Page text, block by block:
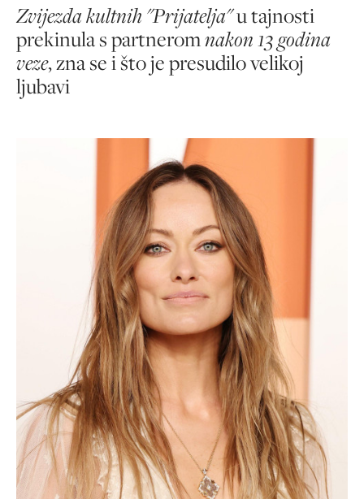
Zvijezda kultnih "Prijatelja"u tajnosti
prekinula s partneromnakon 13 godina
veze, zna se i što je presudilo velikoj
ljubavi